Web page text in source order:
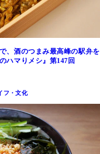
、酒のつまみ最高峰の駅弁を
ハマりメシ』第147回
フ・文化